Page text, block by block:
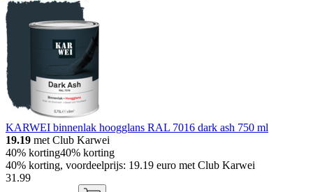
KARWEI binnenlak hoogglans RAL 7016 dark ash 750 ml
19.19 met Club Karwei
40% korting40% korting
40% korting, voordeelprijs: 19.19 euro met Club Karwei
31 .99